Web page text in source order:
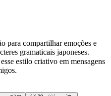
para compartilhar emoções e
gramaticais japoneses.
estilo criativo em mensagens